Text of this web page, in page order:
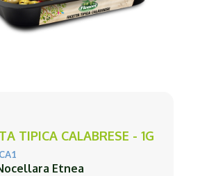
TIPICA CALABRESE - 1G
Etnea